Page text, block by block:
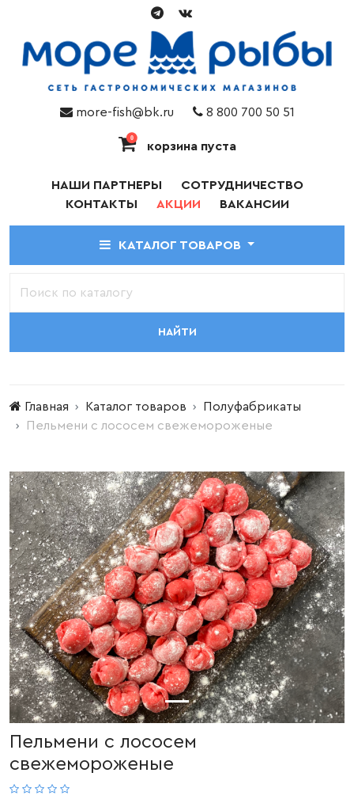
more-fish@bk.ru 8 800 700 50 51
0
корзина пуста
НАШИ ПАРТНЕРЫ
СОТРУДНИЧЕСТВО
КОНТАКТЫ
АКЦИИ ВАКАНСИИ
КАТАЛОГ ТОВАРОВ
НАЙТИ
Главная Каталог товаров
Полуфабрикаты
Пельмени с лососем свежемороженые
Пельмени с лососем
свежемороженые